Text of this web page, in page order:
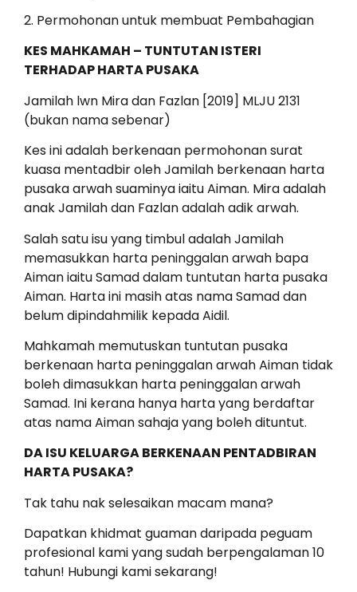
2. Permohonan untuk membuat Pembahagian
KES MAHKAMAH – TUNTUTAN ISTERI
TERHADAP HARTA PUSAKA
Jamilah lwn Mira dan Fazlan [2019] MLJU 2131
(bukan nama sebenar)
Kes ini adalah berkenaan permohonan surat
kuasa mentadbir oleh Jamilah berkenaan harta
pusaka arwah suaminya iaitu Aiman. Mira adalah
anak Jamilah dan Fazlan adalah adik arwah.
Salah satu isu yang timbul adalah Jamilah
memasukkan harta peninggalan arwah bapa
Aiman iaitu Samad dalam tuntutan harta pusaka
Aiman. Harta ini masih atas nama Samad dan
belum dipindahmilik kepada Aidil.
Mahkamah memutuskan tuntutan pusaka
berkenaan harta peninggalan arwah Aiman tidak
boleh dimasukkan harta peninggalan arwah
Samad. Ini kerana hanya harta yang berdaftar
atas nama Aiman sahaja yang boleh dituntut.
DA ISU KELUARGA BERKENAAN PENTADBIRAN
HARTA PUSAKA?
Tak tahu nak selesaikan macam mana?
Dapatkan khidmat guaman daripada peguam
profesional kami yang sudah berpengalaman 10
tahun! Hubungi kami sekarang!